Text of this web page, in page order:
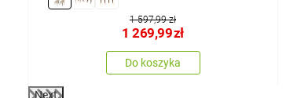
1 597,99 zł
1 269,99zł
Do koszyka
Next